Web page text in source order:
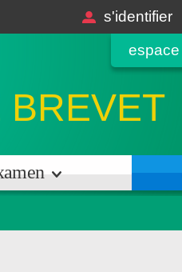
s'identifier
BREVET